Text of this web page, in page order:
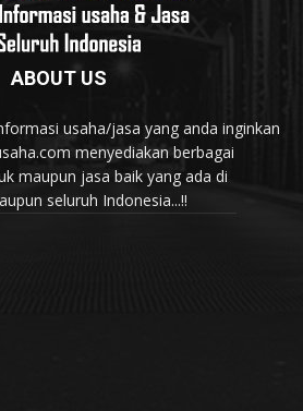
ABOUT US
usaha/jasa yang anda inginkan
menyediakan berbagai
maupun jasa baik yang ada di
seluruh Indonesia...!!